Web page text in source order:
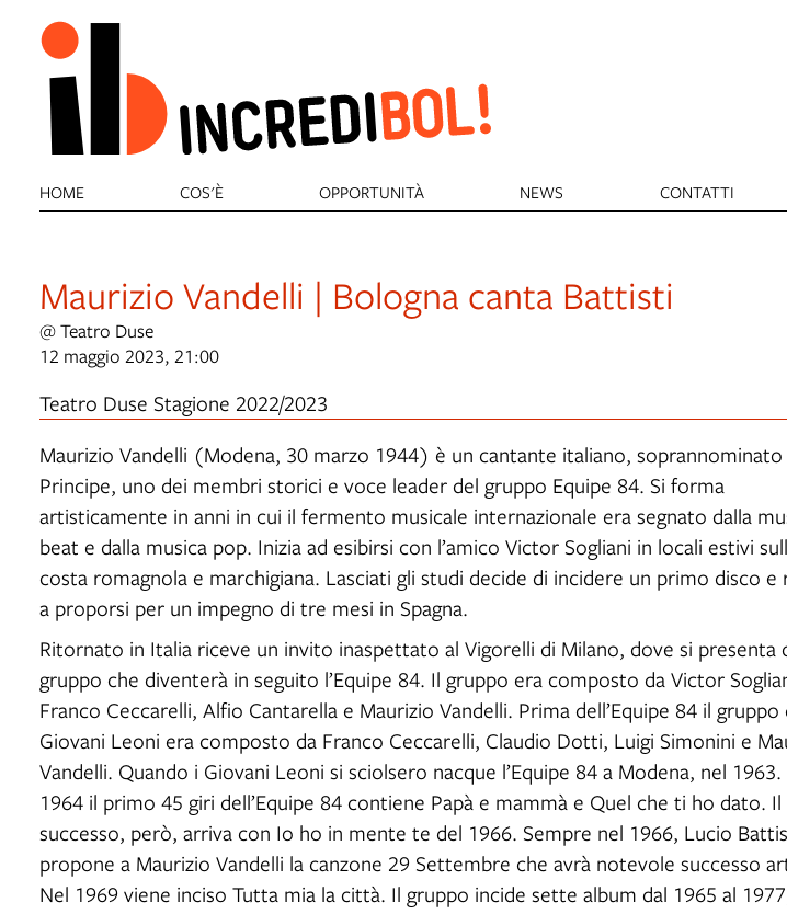
HOME COS'È OPPORTUNITÀ NEWS CONTATTI
Maurizio Vandelli | Bologna canta Battisti
@ Teatro Duse
12 maggio 2023, 21:00
Teatro Duse Stagione 2022/2023
Maurizio Vandelli (Modena, 30 marzo 1944) è un cantante italiano, soprannominato
Principe, uno dei membri storici e voce leader del gruppo Equipe 84. Si forma
artisticamente in anni in cui il fermento musicale internazionale era segnato dalla
beat e dalla musica pop. Inizia ad esibirsi con l’amico Victor Sogliani in locali estivi
costa romagnola e marchigiana. Lasciati gli studi decide di incidere un primo disco e
a proporsi per un impegno di tre mesi in Spagna.
Ritornato in Italia riceve un invito inaspettato al Vigorelli di Milano, dove si presenta
gruppo che diventerà in seguito l’Equipe 84. Il gruppo era composto da Victor
Franco Ceccarelli, Alfio Cantarella e Maurizio Vandelli. Prima dell’Equipe 84 il gruppo
Giovani Leoni era composto da Franco Ceccarelli, Claudio Dotti, Luigi Simonini e
Vandelli. Quando i Giovani Leoni si sciolsero nacque l’Equipe 84 a Modena, nel 1963.
1964 il primo 45 giri dell’Equipe 84 contiene Papà e mammà e Quel che ti ho dato.
successo, però, arriva con Io ho in mente te del 1966. Sempre nel 1966, Lucio
propone a Maurizio Vandelli la canzone 29 Settembre che avrà notevole successo
Nel 1969 viene inciso Tutta mia la città. Il gruppo incide sette album dal 1965 al